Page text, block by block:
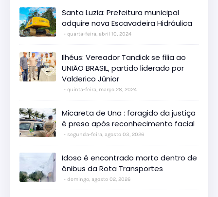
Santa Luzia: Prefeitura municipal
adquire nova Escavadeira Hidráulica
quarta-feira, abril 10, 2024
Ilhéus: Vereador Tandick se filia ao
UNIÃO BRASIL, partido liderado por
Valderico Júnior
quinta-feira, março 28, 2024
Micareta de Una : foragido da justiça
é preso após reconhecimento facial
segunda-feira, agosto 03, 2026
Idoso é encontrado morto dentro de
ônibus da Rota Transportes
domingo, agosto 02, 2026